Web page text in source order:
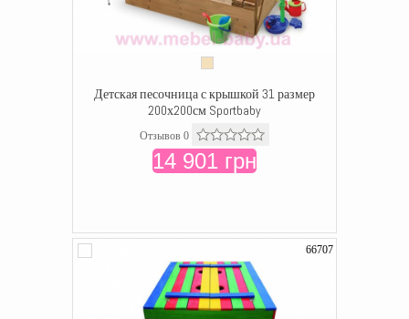
Детская песочница с крышкой 31 размер
200х200см Sportbaby
Отзывов 0
14 901 грн
66707